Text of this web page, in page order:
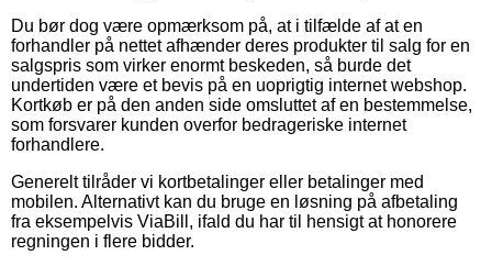
Du bør dog være opmærksom på, at i tilfælde af at en
forhandler på nettet afhænder deres produkter til salg for en
salgspris som virker enormt beskeden, så burde det
undertiden være et bevis på en uoprigtig internet webshop.
Kortkøb er på den anden side omsluttet af en bestemmelse,
som forsvarer kunden overfor bedrageriske internet
forhandlere.
Generelt tilråder vi kortbetalinger eller betalinger med
mobilen. Alternativt kan du bruge en løsning på afbetaling
fra eksempelvis ViaBill, ifald du har til hensigt at honorere
regningen i flere bidder.